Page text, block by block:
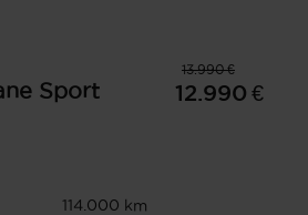
13.990 €
Sport
12.990 €
114.000 km